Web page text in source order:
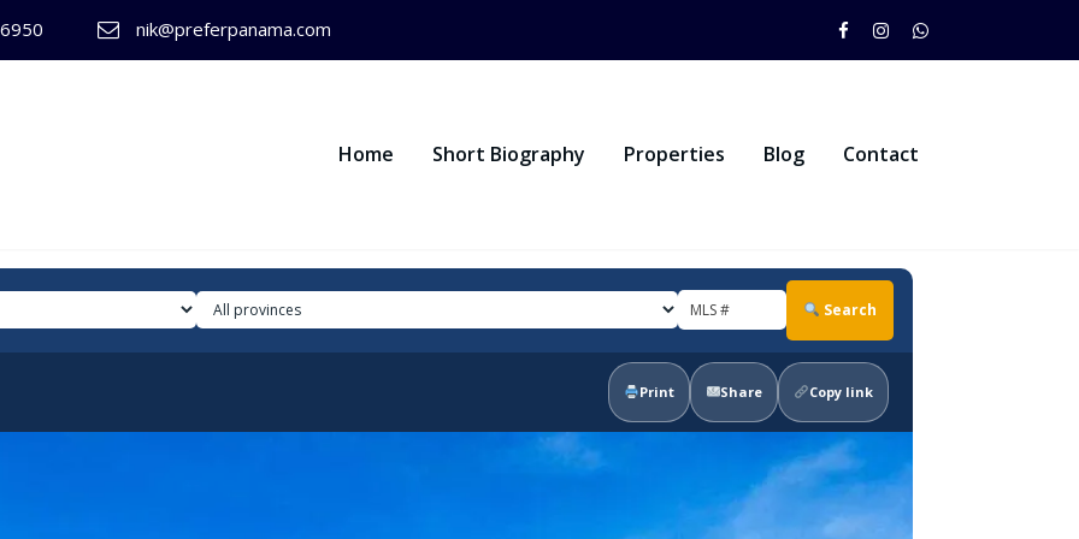
nik@preferpanama.com
Home Short Biography Properties Blog Contact
Search
Print Share Copy link